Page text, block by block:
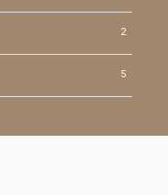
2
5